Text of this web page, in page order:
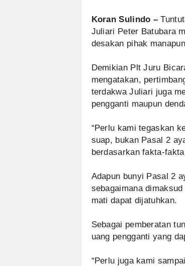
Koran Sulindo –
Juliari Peter Batubara
desakan pihak
Demikian Plt Juru
mengatakan,
terdakwa Juliari juga
pengganti maupun
“Perlu kami tegaskan
suap, bukan Pasal 2
berdasarkan fakta-
Adapun bunyi Pasal 2
sebagaimana
mati dapat dijatuhkan.
Sebagai pemberatan
uang pengganti yang
“Perlu juga kami